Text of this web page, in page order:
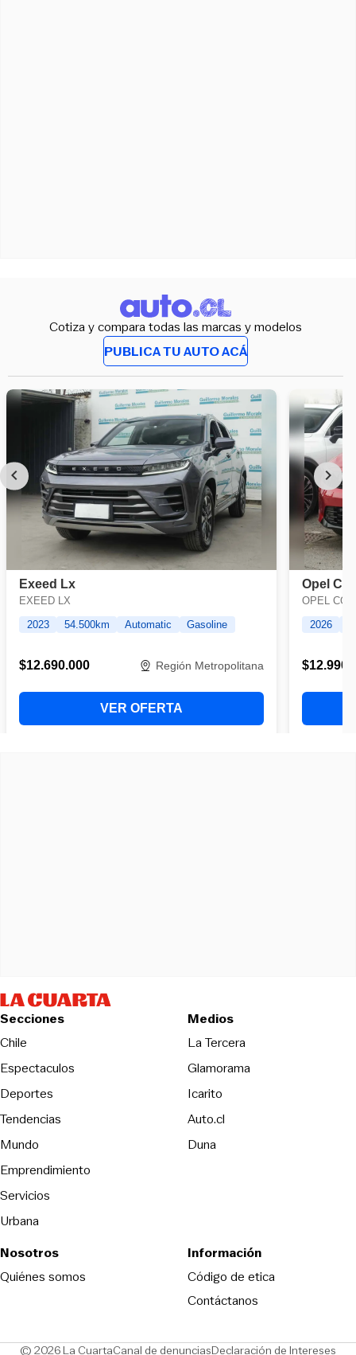
Cotiza y compara todas las marcas y modelos
PUBLICA TU AUTO ACÁ
Secciones
Chile
Espectaculos
Deportes
Tendencias
Mundo
Emprendimiento
Servicios
Urbana
Medios
La TerceraOpens in new
Glamorama
Icarito
Auto.cl
DunaOpens in new window
Nosotros
Quiénes somos
Información
Código de eticaOpens in new
Contáctanos
© 2026 La CuartaCanal de denunciasOpens in new window
Declaración de Intereses